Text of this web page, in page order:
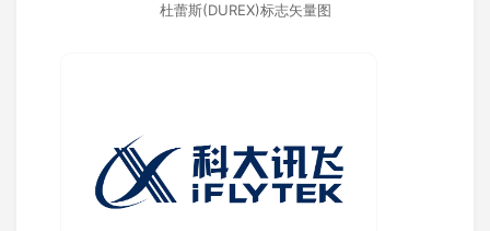
杜蕾斯(DUREX)标志矢量图